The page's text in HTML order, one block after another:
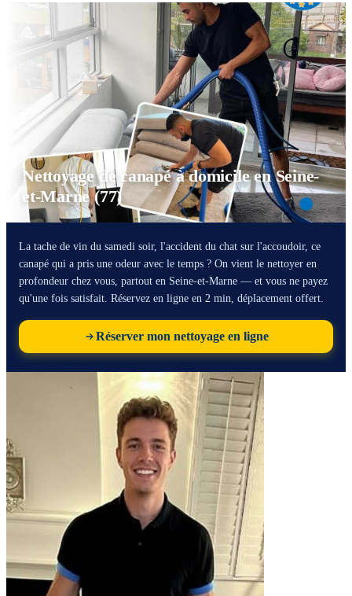
Nettoyage de canapé à domicile en Seine-
et-Marne (77)
La tache de vin du samedi soir, l'accident du chat sur l'accoudoir, ce
canapé qui a pris une odeur avec le temps ? On vient le nettoyer en
profondeur chez vous, partout en Seine-et-Marne — et vous ne payez
qu'une fois satisfait. Réservez en ligne en 2 min, déplacement offert.
Réserver mon nettoyage en ligne